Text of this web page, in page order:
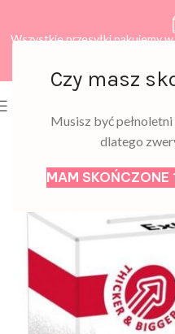
Czy masz
Musisz być
dlatego
MAM SKOŃCZONE
Wszystkie przesyłki pakujemy